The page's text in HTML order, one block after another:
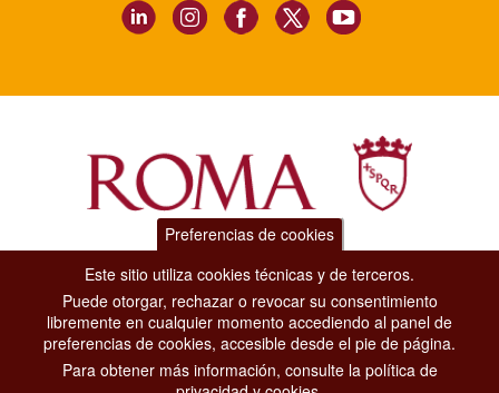
Dipartimento Grandi Eventi, Sport, Turismo e Moda.
Via di San Basilio, 51
00187 Roma
CONTACT CENTER TEL. 06 06 08
Preferencias de cookies
Este sitio utiliza cookies técnicas y de terceros.
Puede otorgar, rechazar o revocar su consentimiento
libremente en cualquier momento accediendo al panel de
preferencias de cookies, accesible desde el pie de página.
Para obtener más información, consulte la política de